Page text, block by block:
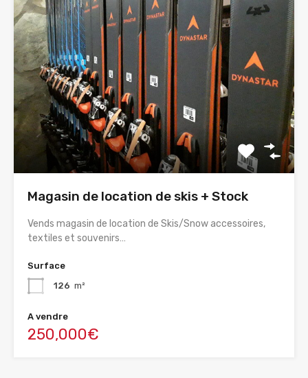
Magasin de location de skis + Stock
Vends magasin de location de Skis/Snow accessoires,
textiles et souvenirs…
Surface
126 m²
A vendre
250,000€